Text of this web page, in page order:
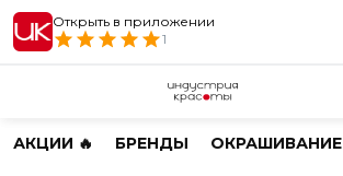
Открыть в приложении
1
АКЦИИ 🔥 БРЕНДЫ ОКРАШИВАНИЕ